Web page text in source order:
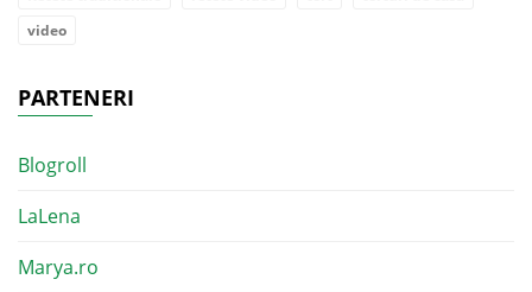
video
PARTENERI
Blogroll
LaLena
Marya.ro